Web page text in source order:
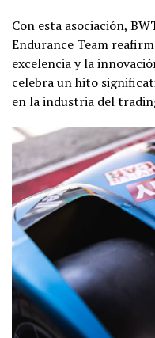
Con esta asociación,
Endurance Team
excelencia y la
celebra un hito
en la industria del